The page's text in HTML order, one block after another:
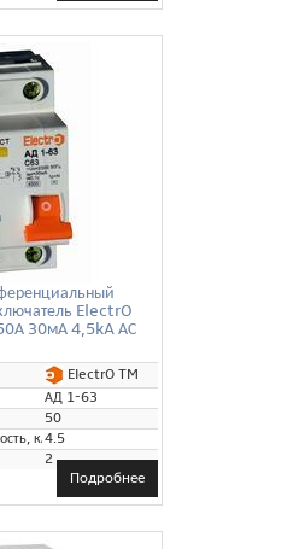
ElectrO
30мА 4,5kA АС
ElectrO TM
АД 1-63
50
кА:4.5
2
Подробнее